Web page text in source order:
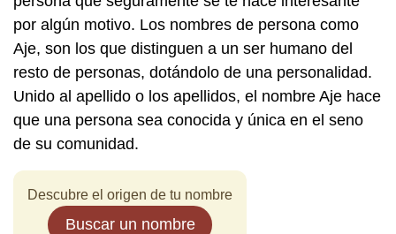
por algún motivo. Los nombres de persona como
Aje, son los que distinguen a un ser humano del
resto de personas, dotándolo de una personalidad.
Unido al apellido o los apellidos, el nombre Aje hace
que una persona sea conocida y única en el seno
de su comunidad.
Descubre el origen de tu nombre
Buscar un nombre